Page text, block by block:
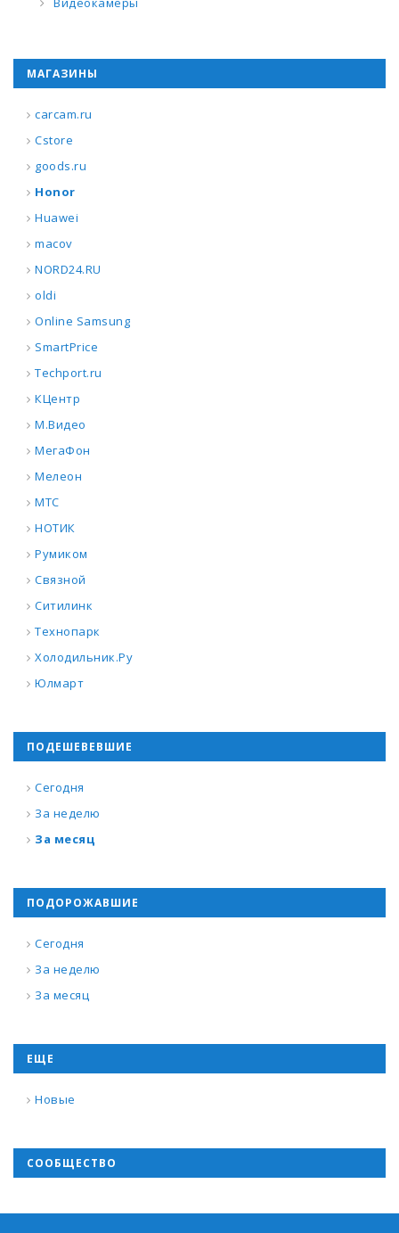
МАГАЗИНЫ
carcam.ru
Cstore
goods.ru
Honor
Huawei
macov
NORD24.RU
oldi
Online Samsung
SmartPrice
Techport.ru
КЦентр
М.Видео
МегаФон
Мелеон
МТС
НОТИК
Румиком
Связной
Ситилинк
Технопарк
Холодильник.Ру
Юлмарт
ПОДЕШЕВЕВШИЕ
Сегодня
За неделю
За месяц
ПОДОРОЖАВШИЕ
Сегодня
За неделю
За месяц
ЕЩЕ
Новые
СООБЩЕСТВО